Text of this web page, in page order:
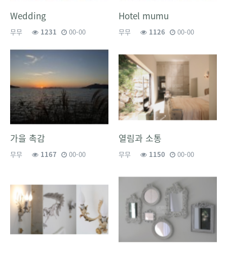
Wedding
무무 1231 00-00
Hotel mumu
무무 1126 00-00
가을 촉감
무무 1167 00-00
열림과 소통
무무 1150 00-00